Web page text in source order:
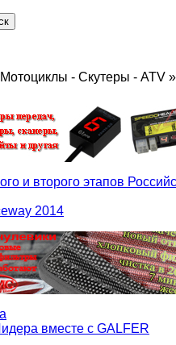
Мотоциклы - Скутеры - ATV »
и второго этапов
2014
вместе с GALFER